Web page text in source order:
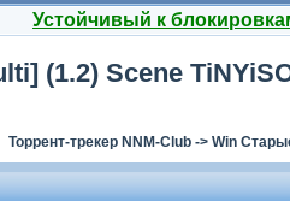
Устойчивый к
(1.2) Scene
Торрент-трекер NNM-Club -> Win